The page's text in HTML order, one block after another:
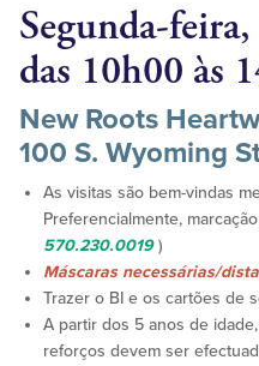
Segunda-
das 10h00 às
New Roots
100 S. Wyoming
As visitas são bem-vindas
Preferencialmente,
570.230.0019)
Máscaras necessárias/
Trazer o BI e os cartões de
A partir dos 5 anos de
reforços devem ser